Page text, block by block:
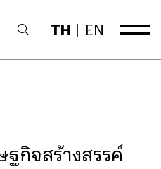
TH | EN
กิจสร้างสรรค์